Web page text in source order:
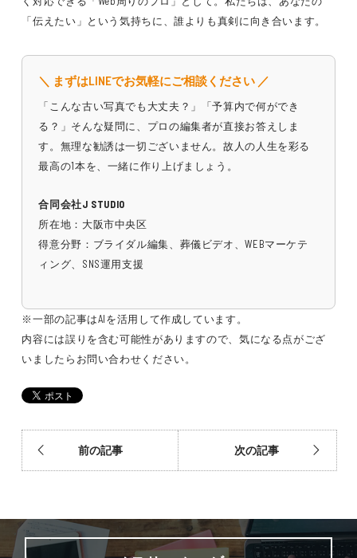
「伝えたい」という気持ちに、誰よりも真剣に向き合います。
＼ まずはLINEでお気軽にご相談ください ／
「こんな古い写真でも大丈夫？」「予算内で何ができ
る？」そんな疑問に、プロの編集者が直接お答えしま
す。無理な勧誘は一切ございません。故人の人生を彩る
最高の1本を、一緒に作り上げましょう。
合同会社J STUDIO
所在地：大阪市中央区
得意分野：ブライダル編集、葬儀ビデオ、WEBマーケテ
ィング、SNS運用支援
※一部の記事はAIを活用して作成しています。
内容には誤りを含む可能性がありますので、気になる点がござ
いましたらお問い合わせください。
前の記事 次の記事